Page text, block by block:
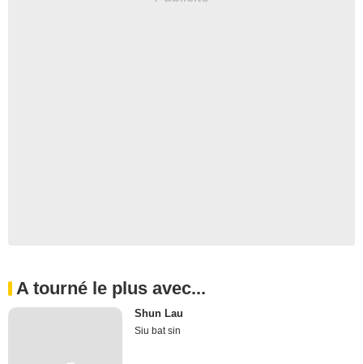
A tourné le plus avec...
Shun Lau
Siu bat sin